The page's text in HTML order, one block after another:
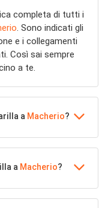
completa di tutti i
. Sono indicati gli
e i collegamenti
Così sai sempre
a te.
a Macherio?
a Macherio?